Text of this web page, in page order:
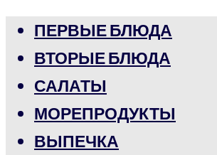
ПЕРВЫЕ БЛЮДА
ВТОРЫЕ БЛЮДА
САЛАТЫ
МОРЕПРОДУКТЫ
ВЫПЕЧКА